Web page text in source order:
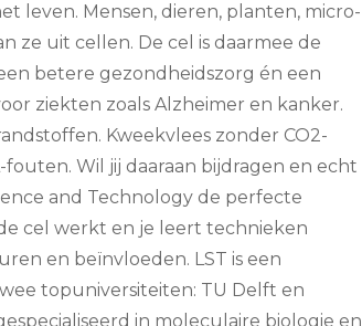
leven. Mensen, dieren, planten, micro-
ze uit cellen. De cel is daarmee de
betere gezondheidszorg én een
ziekten zoals Alzheimer en kanker.
Kweekvlees zonder CO2-
fouten. Wil jij daaraan bijdragen en echt
and Technology de perfecte
cel werkt en je leert technieken
en beïnvloeden. LST is een
topuniversiteiten: TU Delft en
in moleculaire biologie en